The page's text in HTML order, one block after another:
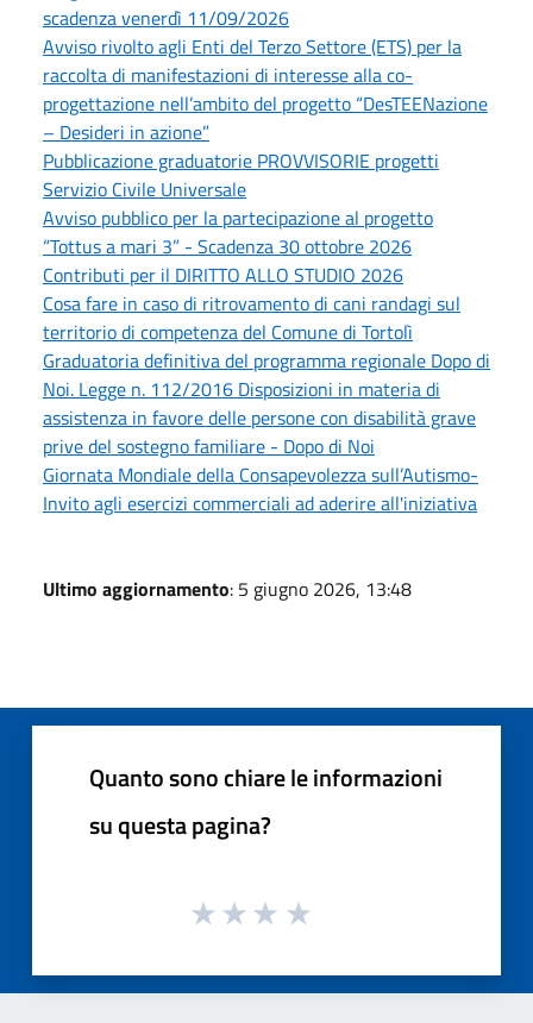
scadenza venerdì 11/09/2026
Avviso rivolto agli Enti del Terzo Settore (ETS) per la
raccolta di manifestazioni di interesse alla co-
progettazione nell’ambito del progetto “DesTEENazione
– Desideri in azione”
Pubblicazione graduatorie PROVVISORIE progetti
Servizio Civile Universale
Avviso pubblico per la partecipazione al progetto
“Tottus a mari 3” - Scadenza 30 ottobre 2026
Contributi per il DIRITTO ALLO STUDIO 2026
Cosa fare in caso di ritrovamento di cani randagi sul
territorio di competenza del Comune di Tortolì
Graduatoria definitiva del programma regionale Dopo di
Noi. Legge n. 112/2016 Disposizioni in materia di
assistenza in favore delle persone con disabilità grave
prive del sostegno familiare - Dopo di Noi
Giornata Mondiale della Consapevolezza sull’Autismo-
Invito agli esercizi commerciali ad aderire all'iniziativa
Ultimo aggiornamento: 5 giugno 2026, 13:48
Quanto sono chiare le informazioni
su questa pagina?